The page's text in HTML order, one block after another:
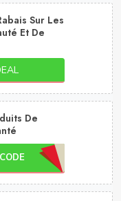
Sur Les
Et De
De